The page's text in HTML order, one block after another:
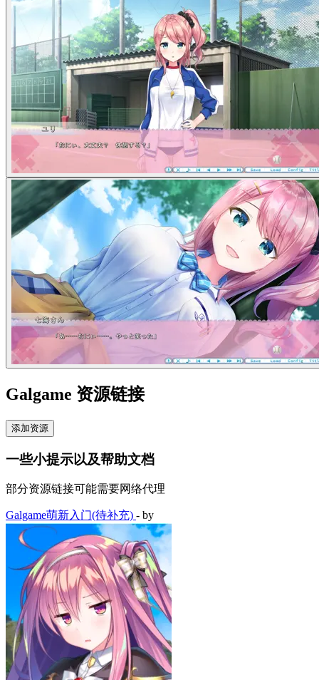
Galgame 资源链接
添加资源
一些小提示以及帮助文档
部分资源链接可能需要网络代理
Galgame萌新入门(待补充) - by